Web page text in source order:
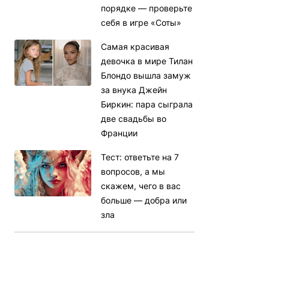
порядке — проверьте
себя в игре «Соты»
Самая красивая
девочка в мире Тилан
Блондо вышла замуж
за внука Джейн
Биркин: пара сыграла
две свадьбы во
Франции
Тест: ответьте на 7
вопросов, а мы
скажем, чего в вас
больше — добра или
зла